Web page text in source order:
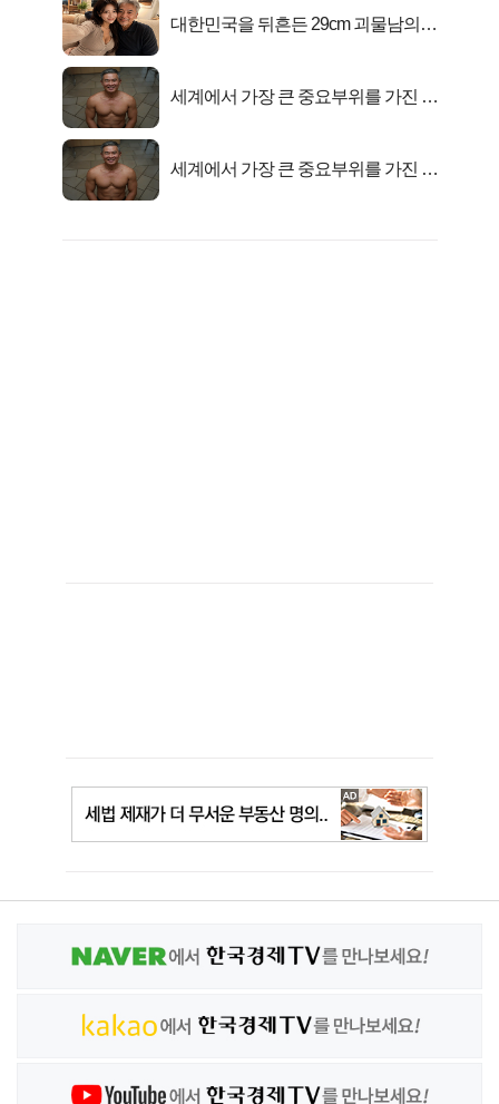
대한민국을 뒤흔든 29cm 괴물남의
세계에서 가장 큰 중요부위를 가진 남
세계에서 가장 큰 중요부위를 가진 남